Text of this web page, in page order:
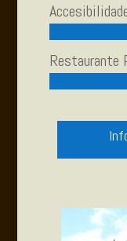
Restaurante